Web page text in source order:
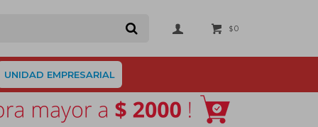
UNIDAD EMPRESARIAL
$0